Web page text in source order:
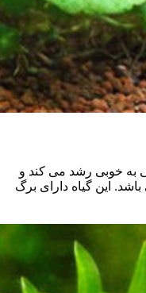
به خوبی رشد می کند و
باشد. این گیاه دارای برگ